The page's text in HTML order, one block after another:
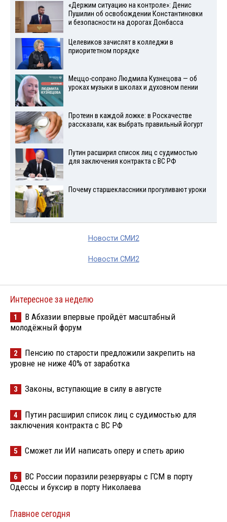
«Держим ситуацию на контроле»: Денис
Пушилин об освобождении Константиновки
и безопасности на дорогах Донбасса
Целевиков зачислят в колледжи в
приоритетном порядке
Меццо-сопрано Людмила Кузнецова — об
уроках музыки в школах и духовном пении
Протеин в каждой ложке: в Роскачестве
рассказали, как выбрать правильный йогурт
Путин расширил список лиц с судимостью
для заключения контракта с ВС РФ
Почему старшеклассники прогуливают уроки
Новости СМИ2
Новости СМИ2
Интересное за неделю
1
В Абхазии впервые пройдёт масштабный
молодёжный форум
2
Пенсию по старости предложили закрепить на
уровне не ниже 40% от заработка
3 Законы, вступающие в силу в августе
4
Путин расширил список лиц с судимостью для
заключения контракта с ВС РФ
5 Сможет ли ИИ написать оперу и спеть арию
6
ВС России поразили резервуары с ГСМ в порту
Одессы и буксир в порту Николаева
Главное сегодня